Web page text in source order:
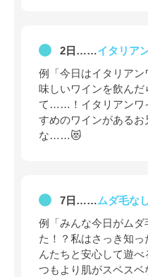
2日……イタリア
例「今日はイタリア
味しいワインを飲ん
て……！イタリアンワ
すめのワインがある
な……😻
7日……ムダ毛な
例「みんな今日がム
た！？私はさっき知
んたちと安心して遊
つもより肌がスベス